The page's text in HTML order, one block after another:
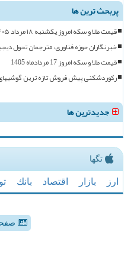
پربحث ترین ها
قیمت طلا و سکه امروز یکشنبه ۱۸ مرداد ۱۴۰۵
خبرنگاران حوزه فناوری، مترجمان تحول
قیمت طلا و سکه امروز 17 مردادماه 1405
رکوردشکنی پیش فروش تازه ترین
جدیدترین ها
تگها
ارز بازار اقتصاد بانك